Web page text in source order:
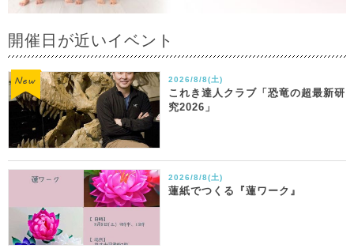
開催日が近いイベント
2026/8/8(土)
これき達人クラブ「恐竜の超最新研
究2026」
2026/8/8(土)
蓮紙でつくる『蓮ワーク』